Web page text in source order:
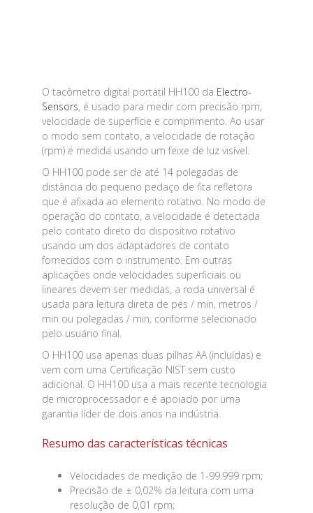
O tacômetro digital portátil HH100 da Electro-
Sensors, é usado para medir com precisão rpm,
velocidade de superfície e comprimento. Ao usar
o modo sem contato, a velocidade de rotação
(rpm) é medida usando um feixe de luz visível.
O HH100 pode ser de até 14 polegadas de
distância do pequeno pedaço de fita refletora
que é afixada ao elemento rotativo. No modo de
operação do contato, a velocidade é detectada
pelo contato direto do dispositivo rotativo
usando um dos adaptadores de contato
fornecidos com o instrumento. Em outras
aplicações onde velocidades superficiais ou
lineares devem ser medidas, a roda universal é
usada para leitura direta de pés / min, metros /
min ou polegadas / min, conforme selecionado
pelo usuário final.
O HH100 usa apenas duas pilhas AA (incluídas) e
vem com uma Certificação NIST sem custo
adicional. O HH100 usa a mais recente tecnologia
de microprocessador e é apoiado por uma
garantia líder de dois anos na indústria.
Resumo das características técnicas
Velocidades de medição de 1-99.999 rpm;
Precisão de ± 0,02% da leitura com uma
resolução de 0,01 rpm;